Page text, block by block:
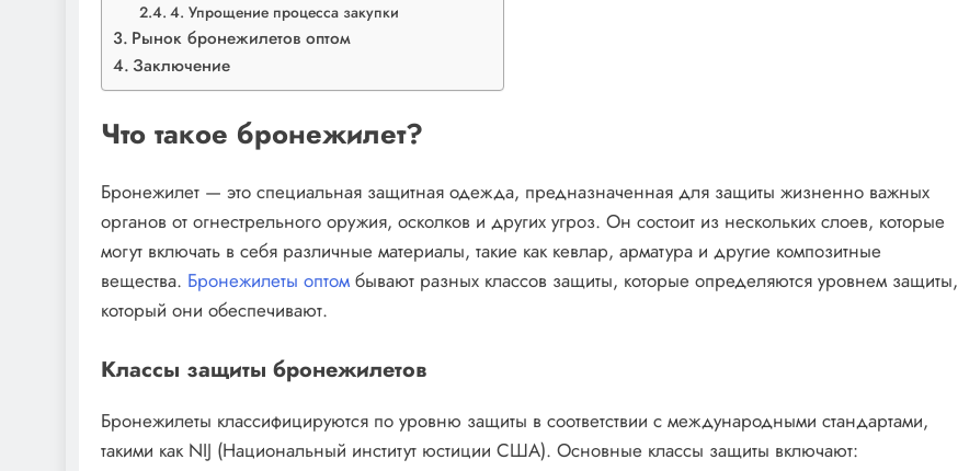
4. Упрощение процесса закупки
Рынок бронежилетов оптом
Заключение
Что такое бронежилет?
Бронежилет — это специальная защитная одежда, предназначенная для защиты жизненно важных
органов от огнестрельного оружия, осколков и других угроз. Он состоит из нескольких слоев, которые
могут включать в себя различные материалы, такие как кевлар, арматура и другие композитные
вещества. Бронежилеты оптом бывают разных классов защиты, которые определяются уровнем защиты,
который они обеспечивают.
Классы защиты бронежилетов
Бронежилеты классифицируются по уровню защиты в соответствии с международными стандартами,
такими как NIJ (Национальный институт юстиции США). Основные классы защиты включают: